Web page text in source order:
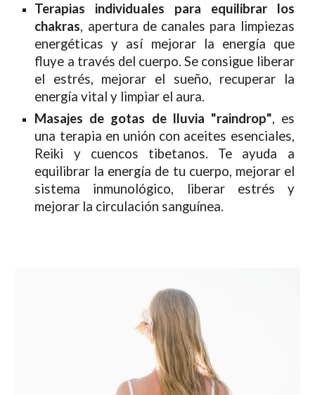
Terapias individuales para equilibrar los
chakras, apertura de canales para limpiezas
energéticas y así mejorar la energía que
fluye a través del cuerpo.Se consigue liberar
el estrés, mejorar el sueño, recuperar la
energía vital y limpiar el aura.
Masajes de gotas de lluvia "raindrop", es
una terapia en unión con aceites esenciales,
Reiki y cuencos tibetanos. Te ayuda a
equilibrar la energía de tu cuerpo, mejorar el
sistema inmunológico, liberar estrés y
mejorar la circulación sanguínea.